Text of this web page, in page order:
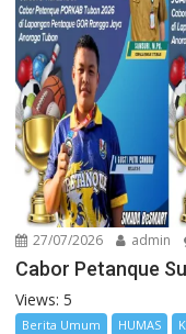
27/07/2026 admin
Cabor Petanque
Views: 5
Berita Umum HUMAS